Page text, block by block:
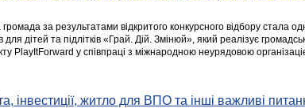
громада за результатами відкритого конкурсного відбору стала
дітей та підлітків «Грай. Дій. Змінюй», який реалізує
PlayItForward у співпраці з міжнародною неурядовою
інвестиції, житло для ВПО та інші важливі